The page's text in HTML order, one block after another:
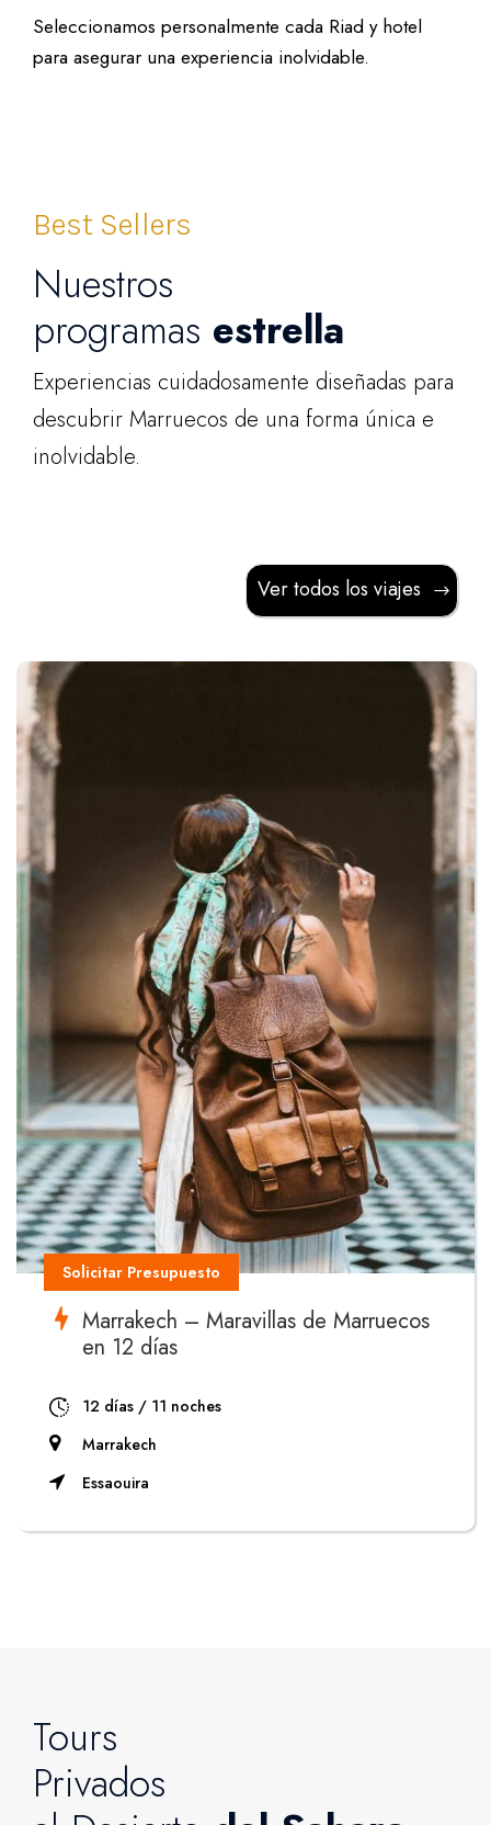
Seleccionamos personalmente cada Riad y hotel
para asegurar una experiencia inolvidable.
Best Sellers
Nuestros
programas estrella
Experiencias cuidadosamente diseñadas para
descubrir Marruecos de una forma única e
inolvidable.
Ver todos los viajes
Solicitar Presupuesto
Marrakech – Maravillas de Marruecos
en 12 días
12 días / 11 noches
Marrakech
Essaouira
Tours
Privados